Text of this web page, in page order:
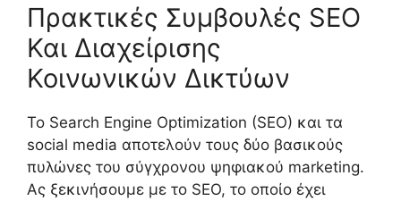
Πρακτικές Συμβουλές SEO
Και Διαχείρισης
Κοινωνικών Δικτύων
Το Search Engine Optimization (SEO) και τα
social media αποτελούν τους δύο βασικούς
πυλώνες του σύγχρονου ψηφιακού marketing.
Ας ξεκινήσουμε με το SEO, το οποίο έχει